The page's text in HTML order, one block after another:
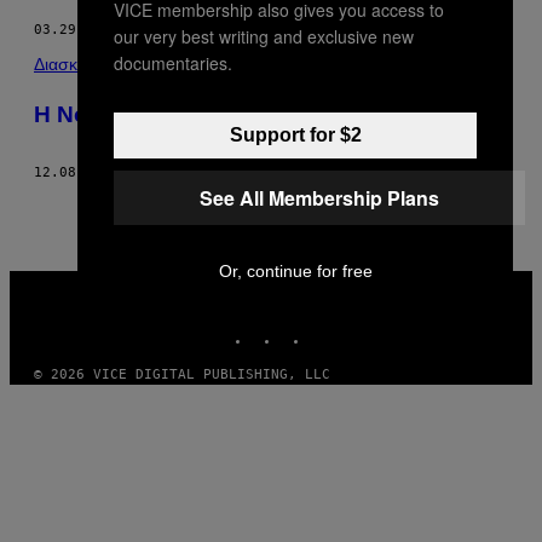
03.29.17 SERENA SOLOMON
Διασκέδαση
Η Νόμιμη Βιομηχανία Απαγωγής Εφήβων
12.08.16 ΚΕΊΜΕΝΟSERENA SOLOMON
© 2026 VICE DIGITAL PUBLISHING, LLC
VICE membership also gives you access to
our very best writing and exclusive new
documentaries.
Support for $2
See All Membership Plans
Or, continue for free